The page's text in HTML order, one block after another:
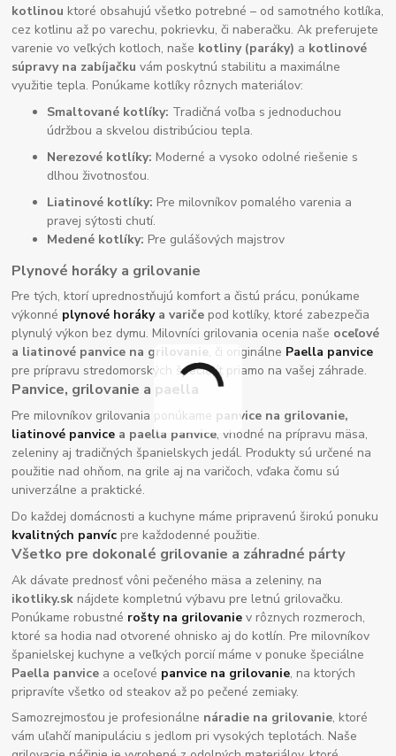
kotlinou ktoré obsahujú všetko potrebné – od samotného kotlíka,
cez kotlinu až po varechu, pokrievku, či naberačku. Ak preferujete
varenie vo veľkých kotloch, naše kotliny (paráky) a kotlinové
súpravy na zabíjačku vám poskytnú stabilitu a maximálne
využitie tepla. Ponúkame kotlíky rôznych materiálov:
Smaltované kotlíky: Tradičná voľba s jednoduchou
údržbou a skvelou distribúciou tepla.
Nerezové kotlíky: Moderné a vysoko odolné riešenie s
dlhou životnosťou.
Liatinové kotlíky: Pre milovníkov pomalého varenia a
pravej sýtosti chutí.
Medené kotlíky: Pre gulášových majstrov
Plynové horáky a grilovanie
Pre tých, ktorí uprednostňujú komfort a čistú prácu, ponúkame
výkonné plynové horákya variče pod kotlíky, ktoré zabezpečia
plynulý výkon bez dymu. Milovníci grilovania ocenia naše oceľové
a liatinové panvice na grilovanie, či originálne Paella panvice
pre prípravu stredomorských špecialít priamo na vašej záhrade.
Panvice, grilovanie a paella
Pre milovníkov grilovania ponúkame panvice na grilovanie,
liatinové panvice a paella panvice, vhodné na prípravu mäsa,
zeleniny aj tradičných španielskych jedál. Produkty sú určené na
použitie nad ohňom, na grile aj na varičoch, vďaka čomu sú
univerzálne a praktické.
Do každej domácnosti a kuchyne máme pripravenú širokú ponuku
kvalitných panvíc pre každodenné použitie.
Všetko pre dokonalé grilovanie a záhradné párty
Ak dávate prednosť vôni pečeného mäsa a zeleniny, na
ikotliky.sk nájdete kompletnú výbavu pre letnú grilovačku.
Ponúkame robustné rošty na grilovanie v rôznych rozmeroch,
ktoré sa hodia nad otvorené ohnisko aj do kotlín. Pre milovníkov
španielskej kuchyne a veľkých porcií máme v ponuke špeciálne
Paella panvice a oceľové panvice na grilovanie, na ktorých
pripravíte všetko od steakov až po pečené zemiaky.
Samozrejmosťou je profesionálne náradie na grilovanie, ktoré
vám uľahčí manipuláciu s jedlom pri vysokých teplotách. Naše